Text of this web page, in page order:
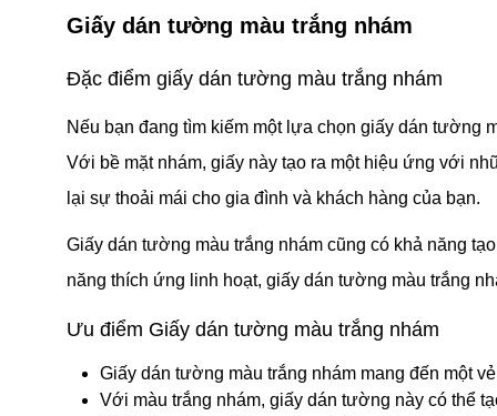
Giấy dán tường màu trắng nhám
Đặc điểm giấy dán tường màu trắng nhám
Nếu bạn đang tìm kiếm một lựa chọn giấy dán tường
Với bề mặt nhám, giấy này tạo ra một hiệu ứng với
lại sự thoải mái cho gia đình và khách hàng của bạn.
Giấy dán tường màu trắng nhám cũng có khả năng
năng thích ứng linh hoạt, giấy dán tường màu trắng
Ưu điểm Giấy dán tường màu trắng nhám
Giấy dán tường màu trắng nhám mang đến một
Với màu trắng nhám, giấy dán tường này có thể